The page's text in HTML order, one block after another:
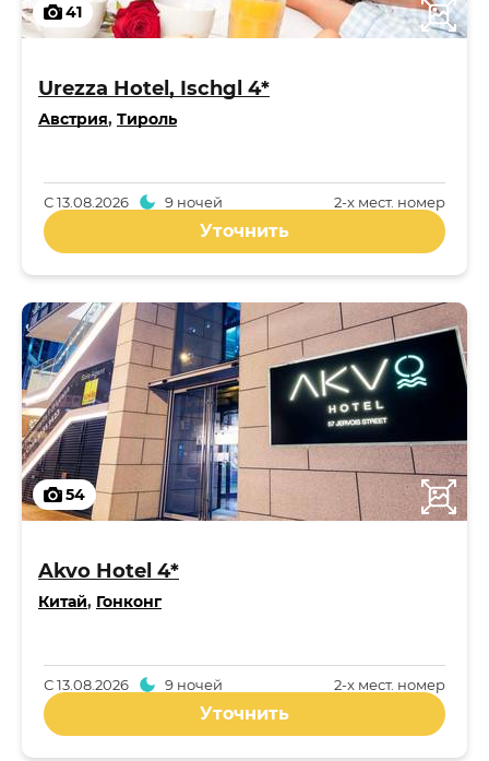
41
Urezza Hotel, Ischgl 4*
Австрия, Тироль
2-x мест. номер
С13.08.2026 9 ночей
Уточнить
54
Akvo Hotel 4*
Китай, Гонконг
2-x мест. номер
С13.08.2026 9 ночей
Уточнить